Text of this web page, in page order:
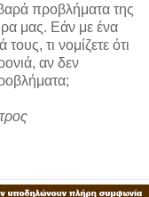
προβλήματα της
μας. Εάν με ένα
τι νομίζετε ότι
αν δεν